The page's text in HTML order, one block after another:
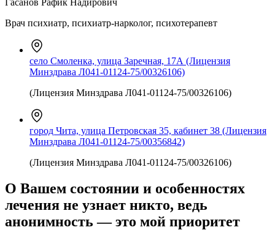
Врач психиатр, психиатр-нарколог, психотерапевт
село Смоленка, улица Заречная, 17А (Лицензия
Минздрава Л041-01124-75/00326106)
(Лицензия Минздрава Л041-01124-75/00326106)
город Чита, улица Петровская 35, кабинет 38 (Лицензия
Минздрава Л041-01124-75/00356842)
(Лицензия Минздрава Л041-01124-75/00326106)
О Вашем состоянии и особенностях
лечения не узнает никто, ведь
анонимность —это мой приоритет